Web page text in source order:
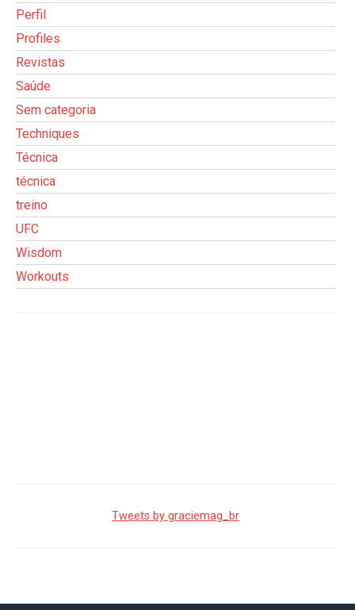
Perfil
Profiles
Revistas
Saúde
Sem categoria
Techniques
Técnica
técnica
treino
UFC
Wisdom
Workouts
Tweets by graciemag_br